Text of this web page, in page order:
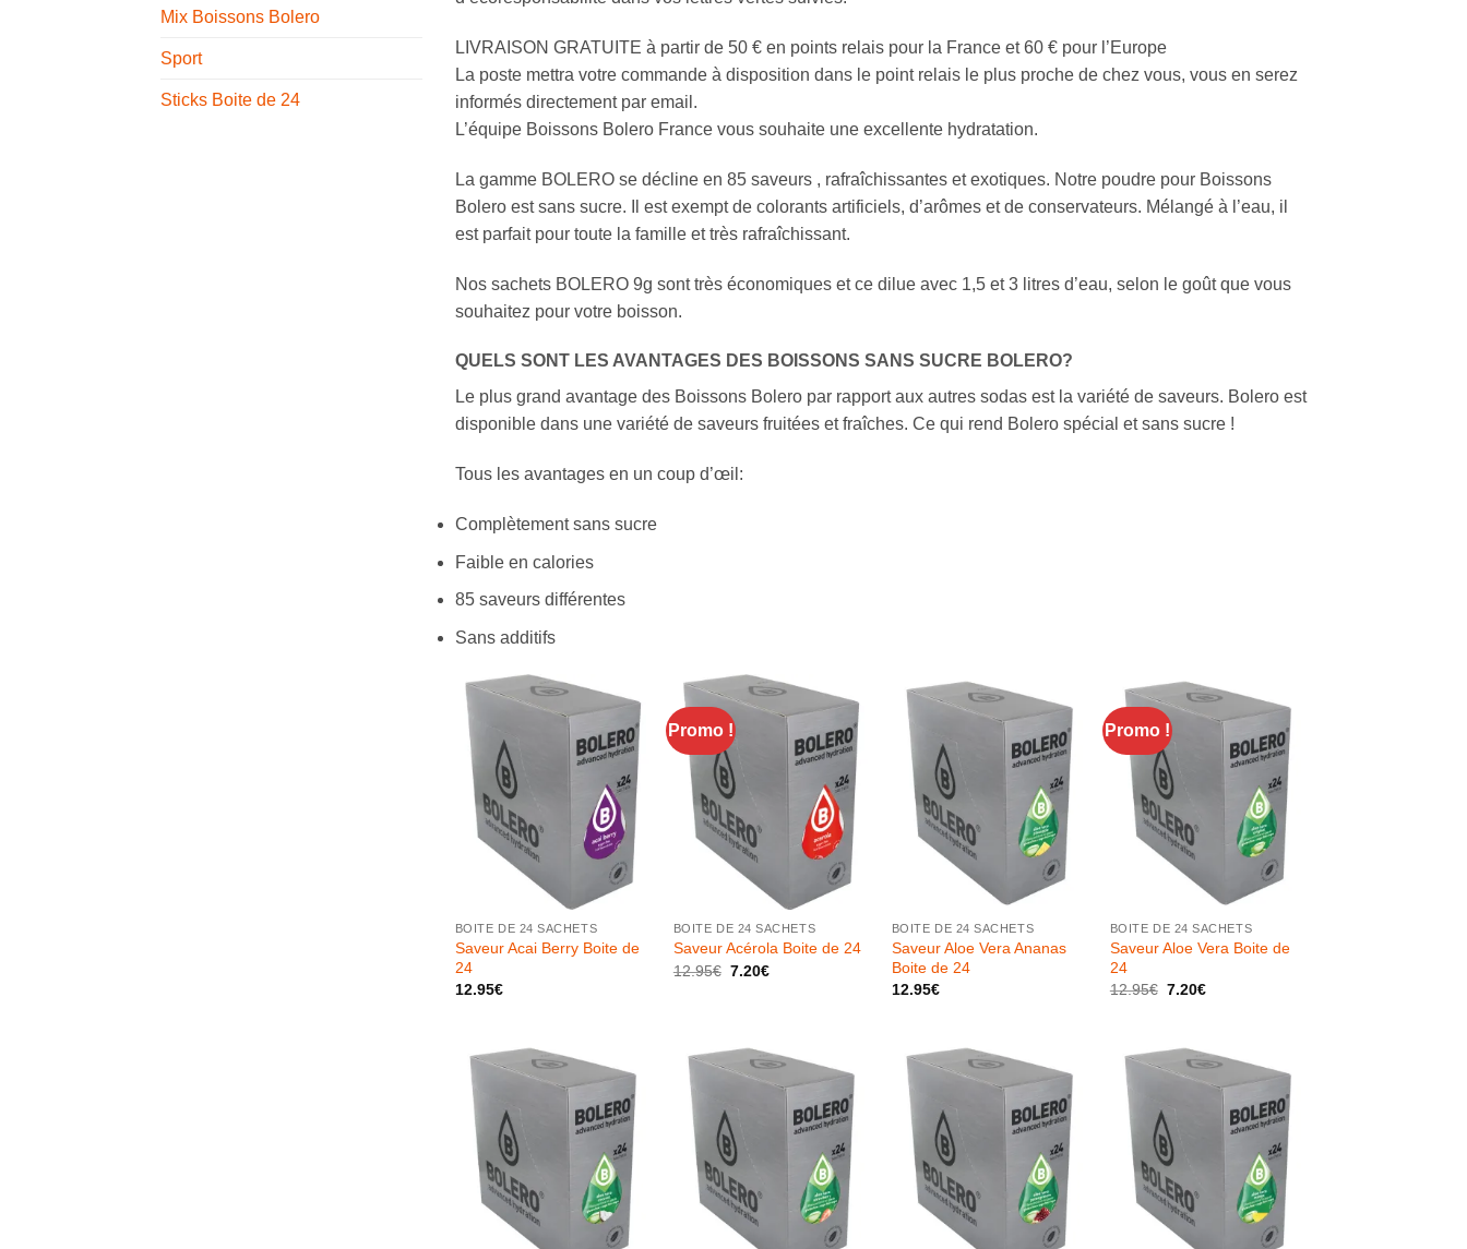
Mix Boissons Bolero
Sport
Sticks Boite de 24
LIVRAISON GRATUITE à partir de 50 € en points relais pour la France et 60 € pour l’Europe
La poste mettra votre commande à disposition dans le point relais le plus proche de chez vous, vous en serez
informés directement par email.
L’équipe Boissons Bolero France vous souhaite une excellente hydratation.
La gamme BOLERO se décline en 85 saveurs , rafraîchissantes et exotiques. Notre poudre pour Boissons
Bolero est sans sucre. Il est exempt de colorants artificiels, d’arômes et de conservateurs. Mélangé à l’eau, il
est parfait pour toute la famille et très rafraîchissant.
Nos sachets BOLERO 9g sont très économiques et ce dilue avec 1,5 et 3 litres d’eau, selon le goût que vous
souhaitez pour votre boisson.
QUELS SONT LES AVANTAGES DES BOISSONS SANS SUCRE BOLERO?
Le plus grand avantage des Boissons Bolero par rapport aux autres sodas est la variété de saveurs. Bolero est
disponible dans une variété de saveurs fruitées et fraîches. Ce qui rend Bolero spécial et sans sucre !
Tous les avantages en un coup d’œil:
Complètement sans sucre
Faible en calories
85 saveurs différentes
Sans additifs
BOITE DE 24 SACHETS
Saveur Acai Berry Boite de
24
12.95€
Promo !
BOITE DE 24 SACHETS
Saveur Acérola Boite de 24
12.95€ Le
7.20€Le
BOITE DE 24 SACHETS
Saveur Aloe Vera Ananas
Boite de 24
12.95€
Promo !
BOITE DE 24 SACHETS
Saveur Aloe Vera Boite de
24
12.95€ Le
12.95€.
7.20€Le
7.20€.